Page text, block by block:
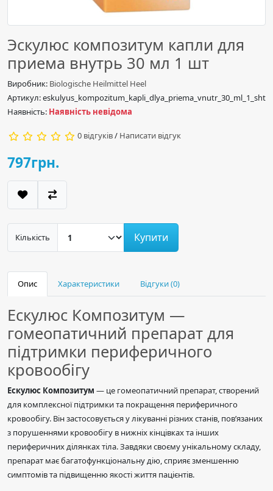
Эскулюс композитум капли для
приема внутрь 30 мл 1 шт
Виробник: Biologische Heilmittel Heel
Артикул: eskulyus_kompozitum_kapli_dlya_priema_vnutr_30_ml_1_sht
Наявність: Наявність невідома
0 відгуків/ Написати відгук
797грн.
Кількість Купити
Опис Характеристики Відгуки (0)
Ескулюс Композитум —
гомеопатичний препарат для
підтримки периферичного
кровообігу
Ескулюс Композитум — це гомеопатичний препарат, створений
для комплексної підтримки та покращення периферичного
кровообігу. Він застосовується у лікуванні різних станів, пов’язаних
з порушеннями кровообігу в нижніх кінцівках та інших
периферичних ділянках тіла. Завдяки своєму унікальному складу,
препарат має багатофункціональну дію, сприяє зменшенню
симптомів та підвищенню якості життя пацієнтів.